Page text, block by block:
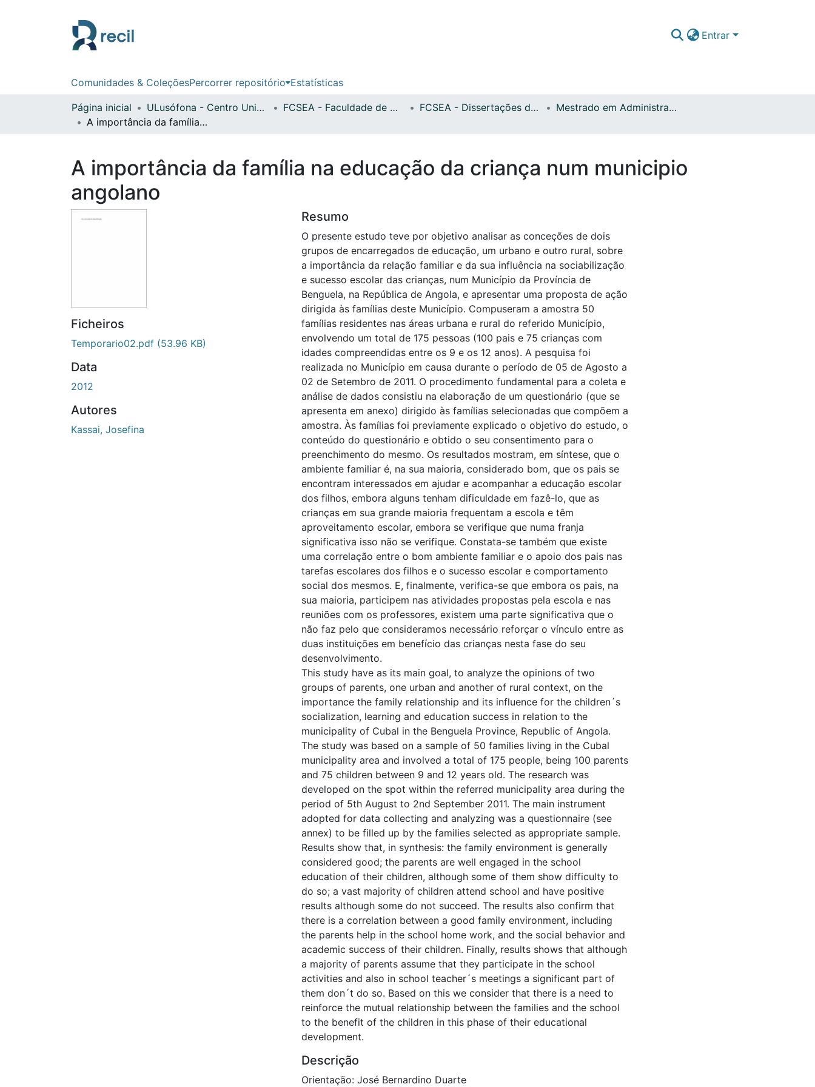
Entrar
Comunidades & ColeçõesPercorrer repositório Estatísticas
Página inicial ULusófona - Centro Universitário de Lisboa FCSEA - Faculdade de Ciências Sociais, Educação e Administração FCSEA - Dissertações de Mestrado
Mestrado em Administração, Acompanhamento e Regulação da Educação
A importância da família na educação da criança num municipio angolano
A importância da família na educação da criança num municipio
angolano
Ficheiros
Temporario02.pdf (53.96 KB)
Data
2012
Autores
Kassai, Josefina
Resumo
O presente estudo teve por objetivo analisar as conceções de dois
grupos de encarregados de educação, um urbano e outro rural, sobre
a importância da relação familiar e da sua influência na sociabilização
e sucesso escolar das crianças, num Município da Província de
Benguela, na República de Angola, e apresentar uma proposta de ação
dirigida às famílias deste Município. Compuseram a amostra 50
famílias residentes nas áreas urbana e rural do referido Município,
envolvendo um total de 175 pessoas (100 pais e 75 crianças com
idades compreendidas entre os 9 e os 12 anos). A pesquisa foi
realizada no Município em causa durante o período de 05 de Agosto a
02 de Setembro de 2011. O procedimento fundamental para a coleta e
análise de dados consistiu na elaboração de um questionário (que se
apresenta em anexo) dirigido às famílias selecionadas que compõem a
amostra. Às famílias foi previamente explicado o objetivo do estudo, o
conteúdo do questionário e obtido o seu consentimento para o
preenchimento do mesmo. Os resultados mostram, em síntese, que o
ambiente familiar é, na sua maioria, considerado bom, que os pais se
encontram interessados em ajudar e acompanhar a educação escolar
dos filhos, embora alguns tenham dificuldade em fazê-lo, que as
crianças em sua grande maioria frequentam a escola e têm
aproveitamento escolar, embora se verifique que numa franja
significativa isso não se verifique. Constata-se também que existe
uma correlação entre o bom ambiente familiar e o apoio dos pais nas
tarefas escolares dos filhos e o sucesso escolar e comportamento
social dos mesmos. E, finalmente, verifica-se que embora os pais, na
sua maioria, participem nas atividades propostas pela escola e nas
reuniões com os professores, existem uma parte significativa que o
não faz pelo que consideramos necessário reforçar o vínculo entre as
duas instituições em benefício das crianças nesta fase do seu
desenvolvimento.
This study have as its main goal, to analyze the opinions of two
groups of parents, one urban and another of rural context, on the
importance the family relationship and its influence for the children´s
socialization, learning and education success in relation to the
municipality of Cubal in the Benguela Province, Republic of Angola.
The study was based on a sample of 50 families living in the Cubal
municipality area and involved a total of 175 people, being 100 parents
and 75 children between 9 and 12 years old. The research was
developed on the spot within the referred municipality area during the
period of 5th August to 2nd September 2011. The main instrument
adopted for data collecting and analyzing was a questionnaire (see
annex) to be filled up by the families selected as appropriate sample.
Results show that, in synthesis: the family environment is generally
considered good; the parents are well engaged in the school
education of their children, although some of them show difficulty to
do so; a vast majority of children attend school and have positive
results although some do not succeed. The results also confirm that
there is a correlation between a good family environment, including
the parents help in the school home work, and the social behavior and
academic success of their children. Finally, results shows that although
a majority of parents assume that they participate in the school
activities and also in school teacher´s meetings a significant part of
them don´t do so. Based on this we consider that there is a need to
reinforce the mutual relationship between the families and the school
to the benefit of the children in this phase of their educational
development.
Descrição
Orientação: José Bernardino Duarte